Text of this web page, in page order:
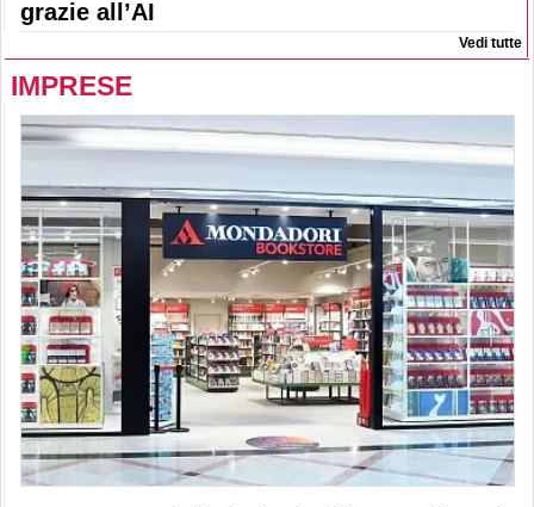
grazie all’AI
Vedi tutte
IMPRESE